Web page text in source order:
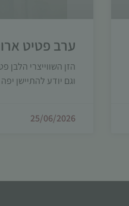
ערב פטיט
הזן השווייצרי הלבן
וגם יודע להתיישן יפה
25/06/2026